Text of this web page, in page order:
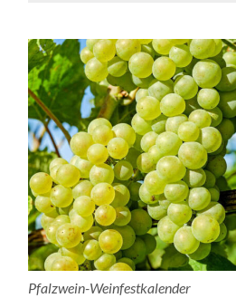
Pfalzwein-Weinfestkalender